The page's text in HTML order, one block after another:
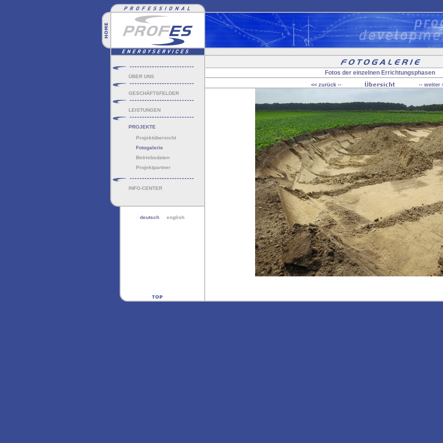
ÜBER UNS
GESCHÄFTSFELDER
LEISTUNGEN
PROJEKTE
Projektübersicht
Fotogalerie
Betriebsdaten
Projektpartner
INFO-CENTER
deutsch english
Fotos der einzelnen Errichtungsphasen
<< zurück -- -- weiter